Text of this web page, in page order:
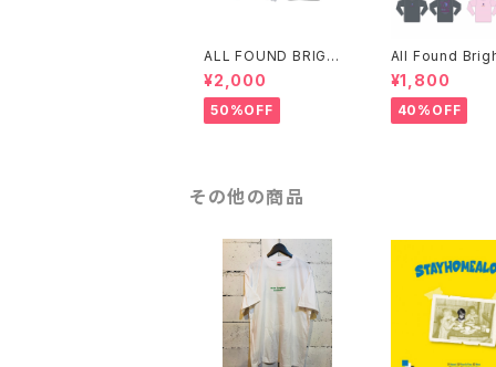
ALL FOUND BRIGHT
LIGTHS パーカー
¥2,000
50%OFF
All Found
ht FAITH ロン
僅か)
¥1,800
40%OFF
その他の商品